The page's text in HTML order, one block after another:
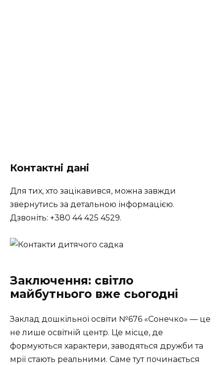
Контактні дані
Для тих, хто зацікавився, можна завжди
звернутись за детальною інформацією.
Дзвоніть: +380 44 425 4529.
Заключення: світло
майбутнього вже сьогодні
Заклад дошкільної освіти №676 «Сонечко» — це
не лише освітній центр. Це місце, де
формуються характери, заводяться дружби та
мрії стають реальними. Саме тут починається